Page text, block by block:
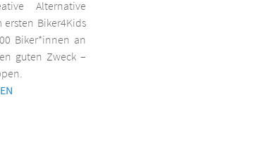
Alternative
ersten Biker4Kids
Biker*innen an
guten Zweck –